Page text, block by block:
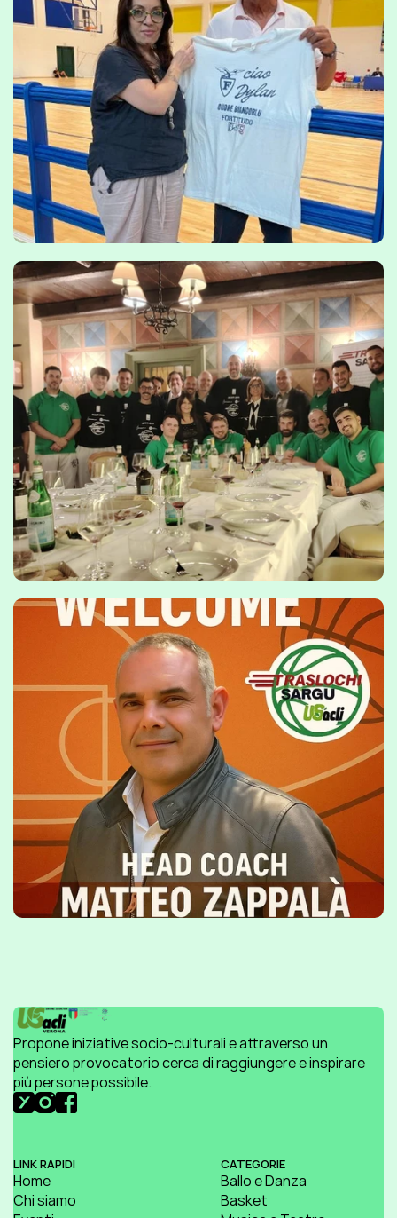
Propone iniziative socio-culturali e attraverso un
pensiero provocatorio cerca di raggiungere e inspirare
più persone possibile.
LINK RAPIDI
Home
Chi siamo
CATEGORIE
Ballo e Danza
Basket